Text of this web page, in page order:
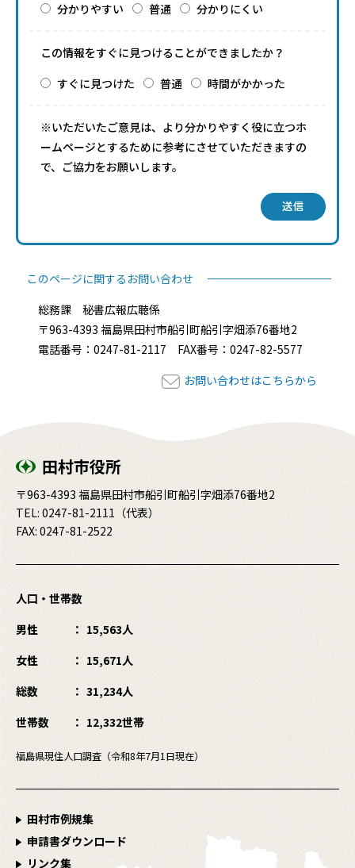
分かりやすい
普通 分かりにくい
この情報をすぐに見つけることができましたか？
すぐに見つけた
普通 時間がかかった
※いただいたご意見は、より分かりやすく役に立つホ
ームページとするために参考にさせていただきますの
で、ご協力をお願いします。
送信
このページに関するお問い合わせ
総務課 秘書広報広聴係
〒963-4393 福島県田村市船引町船引字畑添76番地2
電話番号：0247-81-2117 FAX番号：0247-82-5577
お問い合わせはこちらから
田村市役所
〒963-4393 福島県田村市船引町船引字畑添76番地2
TEL: 0247-81-2111 （代表）
FAX: 0247-81-2522
人口・世帯数
男性
15,563人
女性
15,671人
総数
31,234人
世帯数
12,332世帯
福島県現住人口調査（令和8年7月1日現在）
田村市例規集
申請書ダウンロード
リンク集